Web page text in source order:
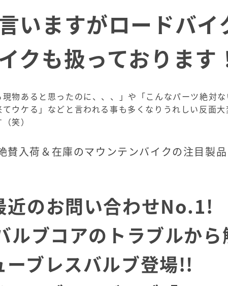
いますがロードバイ
クも扱っております
物あると思ったのに、、、」や「こんなパーツ絶対
ウケる」などと言われる事も多くなりうれしい反面
笑）
賛入荷＆在庫のマウンテンバイクの注目製
近のお問い合わせNo.1!
ルブコアのトラブルか
ーブレスバルブ登場!!